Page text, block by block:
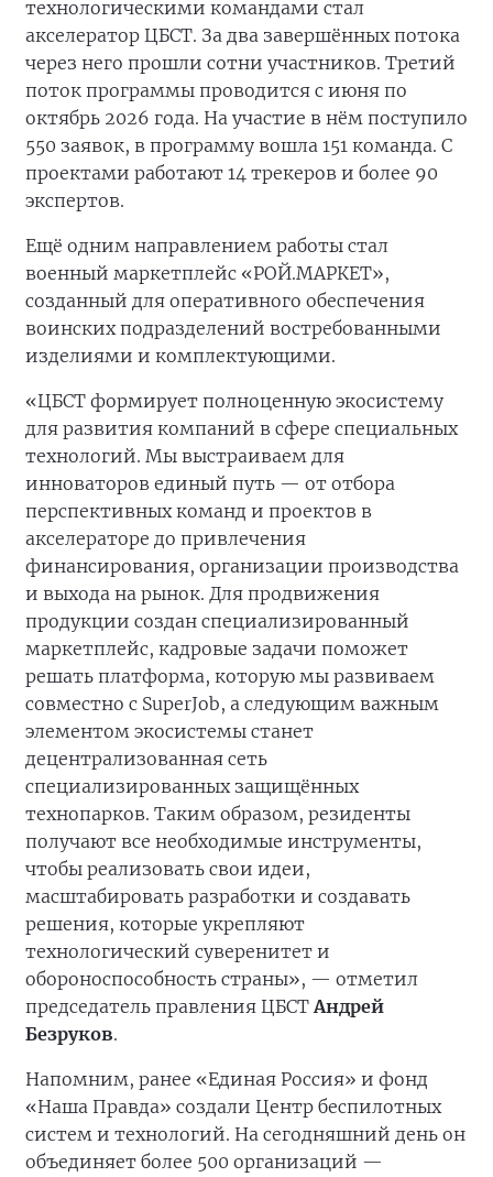
технологическими командами стал
акселератор ЦБСТ. За два завершённых потока
через него прошли сотни участников. Третий
поток программы проводится с июня по
октябрь 2026 года. На участие в нём поступило
550 заявок, в программу вошла 151 команда. С
проектами работают 14 трекеров и более 90
экспертов.
Ещё одним направлением работы стал
военный маркетплейс «РОЙ.МАРКЕТ»,
созданный для оперативного обеспечения
воинских подразделений востребованными
изделиями и комплектующими.
«ЦБСТ формирует полноценную экосистему
для развития компаний в сфере специальных
технологий. Мы выстраиваем для
инноваторов единый путь — от отбора
перспективных команд и проектов в
акселераторе до привлечения
финансирования, организации производства
и выхода на рынок. Для продвижения
продукции создан специализированный
маркетплейс, кадровые задачи поможет
решать платформа, которую мы развиваем
совместно с SuperJob, а следующим важным
элементом экосистемы станет
децентрализованная сеть
специализированных защищённых
технопарков. Таким образом, резиденты
получают все необходимые инструменты,
чтобы реализовать свои идеи,
масштабировать разработки и создавать
решения, которые укрепляют
технологический суверенитет и
обороноспособность страны», — отметил
председатель правления ЦБСТАндрей
Безруков.
Напомним, ранее «Единая Россия» и фонд
«Наша Правда» создали Центр беспилотных
систем и технологий. На сегодняшний день он
объединяет более 500 организаций —